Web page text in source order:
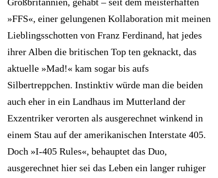
»FFS«, einer gelungenen Kollaboration mit meinen
Lieblingsschotten von Franz Ferdinand, hat jedes
ihrer Alben die britischen Top ten geknackt, das
aktuelle »Mad!« kam sogar bis aufs
Silbertreppchen. Instinktiv würde man die beiden
auch eher in ein Landhaus im Mutterland der
Exzentriker verorten als ausgerechnet winkend in
einem Stau auf der amerikanischen Interstate 405.
Doch »I-405 Rules«, behauptet das Duo,
ausgerechnet hier sei das Leben ein langer ruhiger